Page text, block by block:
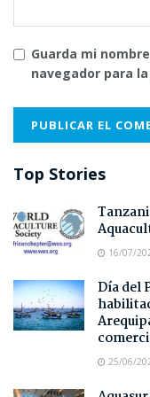
Guarda mi
navegador para
Top Stories
16/07/
Día del
25/06/